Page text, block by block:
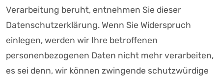
Verarbeitung beruht, entnehmen Sie dieser
Datenschutzerklärung. Wenn Sie Widerspruch
einlegen, werden wir Ihre betroffenen
personenbezogenen Daten nicht mehr verarbeiten,
es sei denn, wir können zwingende schutzwürdige